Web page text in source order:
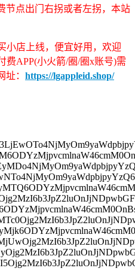
节点出门右拐或者左拐，本站
小店上线，便宜好用，欢迎
费APP(小火箭/圈/圈x账号)需
： https://lgappleid.shop/